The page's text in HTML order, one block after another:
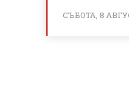
СЪБОТА, 8